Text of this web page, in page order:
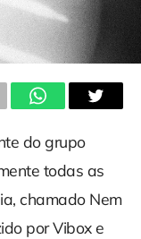
do grupo
todas as
chamado Nem
por Vibox e